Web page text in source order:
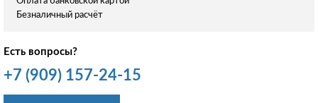
Безналичный расчёт
Есть вопросы?
+7 (909) 157-24-15